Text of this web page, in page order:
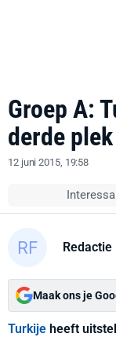
Groep A:
derde
12 juni 2015, 19:58
Redactie
Maak ons je
Turkije heeft